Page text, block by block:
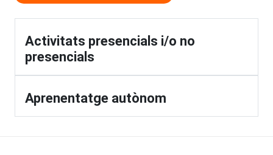
Activitats presencials i/o no
presencials
Aprenentatge autònom